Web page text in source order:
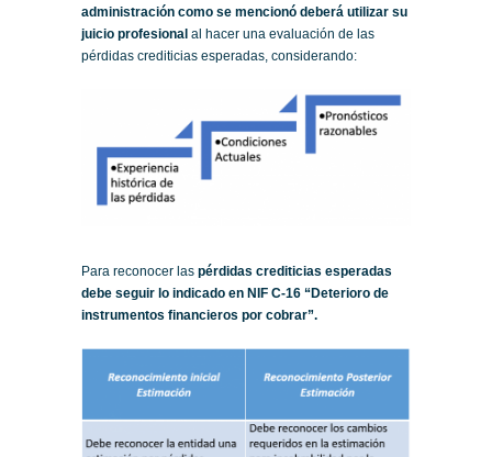
administración como se mencionó deberá utilizar su
juicio profesional al hacer una evaluación de las
pérdidas crediticias esperadas, considerando:
Para reconocer las pérdidas crediticias esperadas
debe seguir lo indicado en NIF C-16 “Deterioro de
instrumentos financieros por cobrar”.